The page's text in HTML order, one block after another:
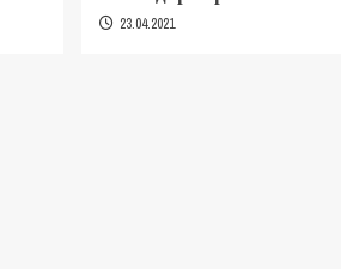
23.04.2021